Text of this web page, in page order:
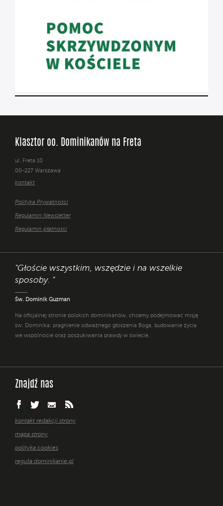
Klasztor oo. Dominikanów na Freta
ul. Freta 10
00-227 Warszawa
kontakt
Polityka Prywatności
Regulamin Newsletter
Regulamin płatności
"Głoście wszystkim, wszędzie i na wszelkie
sposoby. "
Św. Dominik Guzman
Na oficjalnej stronie polskich dominikanów, chcemy podejmować misję
św. Dominika: pragnienie odważnego głoszenia Boga, budowanie życia
we wspólnocie oraz poszukiwania prawdy w świecie.
Znajdź nas
kontakt redakcji strony
mapa strony
polityka cookies
reguła dominikanie.pl